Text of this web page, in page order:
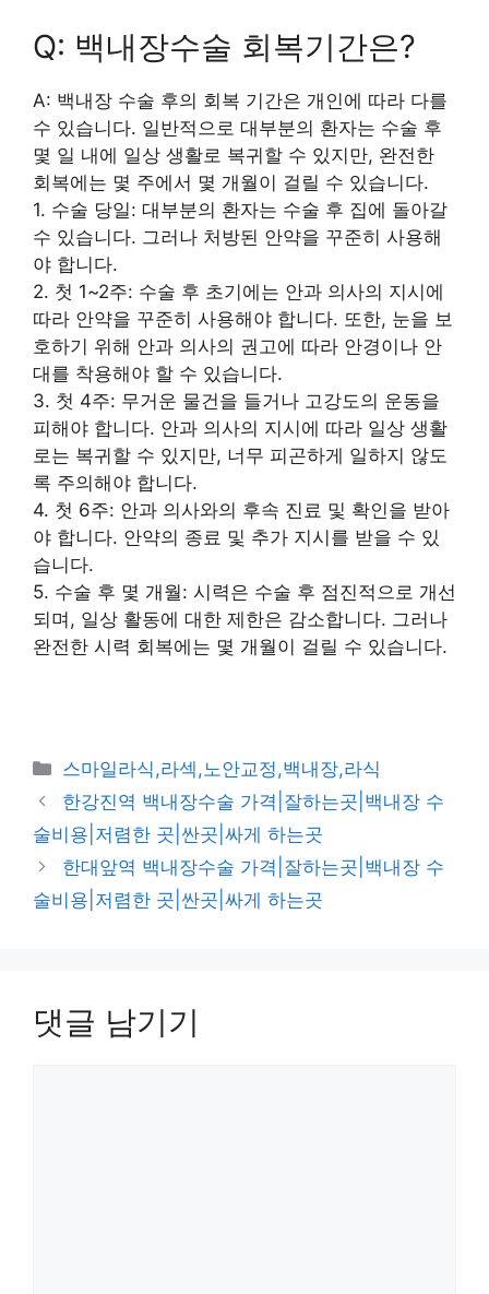
Q: 백내장수술 회복기간은?
A: 백내장 수술 후의 회복 기간은 개인에 따라 다를
수 있습니다. 일반적으로 대부분의 환자는 수술 후
몇 일 내에 일상 생활로 복귀할 수 있지만, 완전한
회복에는 몇 주에서 몇 개월이 걸릴 수 있습니다.
1. 수술 당일: 대부분의 환자는 수술 후 집에 돌아갈
수 있습니다. 그러나 처방된 안약을 꾸준히 사용해
야 합니다.
2. 첫 1~2주: 수술 후 초기에는 안과 의사의 지시에
따라 안약을 꾸준히 사용해야 합니다. 또한, 눈을 보
호하기 위해 안과 의사의 권고에 따라 안경이나 안
대를 착용해야 할 수 있습니다.
3. 첫 4주: 무거운 물건을 들거나 고강도의 운동을
피해야 합니다. 안과 의사의 지시에 따라 일상 생활
로는 복귀할 수 있지만, 너무 피곤하게 일하지 않도
록 주의해야 합니다.
4. 첫 6주: 안과 의사와의 후속 진료 및 확인을 받아
야 합니다. 안약의 종료 및 추가 지시를 받을 수 있
습니다.
5. 수술 후 몇 개월: 시력은 수술 후 점진적으로 개선
되며, 일상 활동에 대한 제한은 감소합니다. 그러나
완전한 시력 회복에는 몇 개월이 걸릴 수 있습니다.
카
테
리
스마일라식,라섹,노안교정,백내장,라식
한강진역 백내장수술 가격|잘하는곳|백내장 수
술비용|저렴한 곳|싼곳|싸게 하는곳
한대앞역 백내장수술 가격|잘하는곳|백내장 수
술비용|저렴한 곳|싼곳|싸게 하는곳
댓글 남기기